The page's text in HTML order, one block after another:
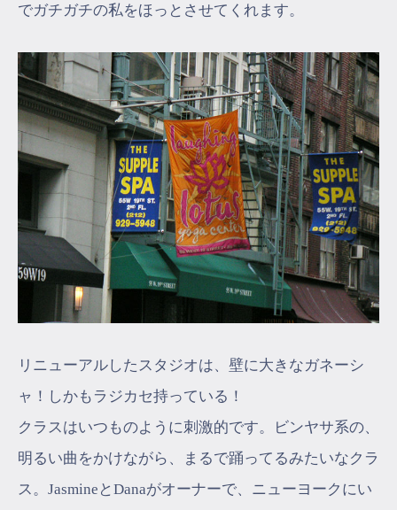
でガチガチの私をほっとさせてくれます。
リニューアルしたスタジオは、壁に大きなガネーシ
ャ！しかもラジカセ持っている！
クラスはいつものように刺激的です。ビンヤサ系の、
明るい曲をかけながら、まるで踊ってるみたいなクラ
ス。JasmineとDanaがオーナーで、ニューヨークにい